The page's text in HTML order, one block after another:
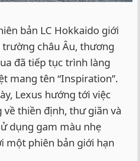
bản LC Hokkaido giới
châu Âu, thương
đã tiếp tục trình làng
mang tên “Inspiration”.
Lexus hướng tới việc
thiền định, thư giãn và
dụng gam màu nhẹ
một phiên bản giới hạn